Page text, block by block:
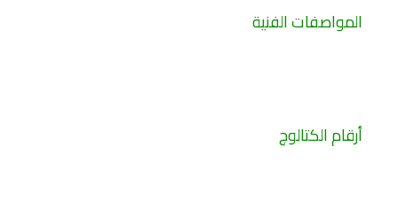
المواصفات الفنية
أرقام الكتالوج